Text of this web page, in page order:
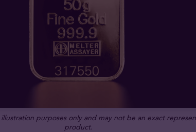
purposes only and may not be an exact
product.